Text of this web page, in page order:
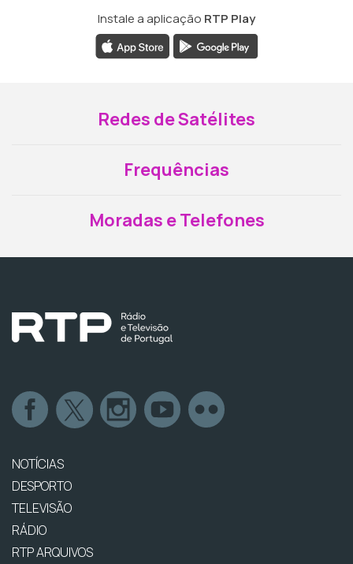
Instale a aplicação RTP Play
Redes de Satélites
Frequências
Moradas e Telefones
NOTÍCIAS
DESPORTO
TELEVISÃO
RÁDIO
RTP ARQUIVOS